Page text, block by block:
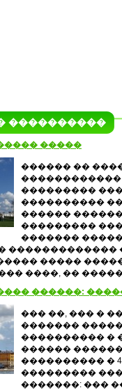
����������
�����
������ ��
������������
��������� ���
����������
������
���������
�������
�������������
�����
����, ��
������:
��� ��, ��� �
�������
���������� �
������
���������� �
���������
�������: ���